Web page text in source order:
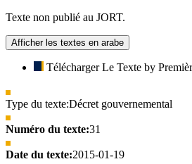
Texte non publié au JORT.
Afficher les textes en arabe
Télécharger Le Texte by
Type du texte:Décret gouvernemental
Numéro du texte:31
Date du texte:2015-01-19